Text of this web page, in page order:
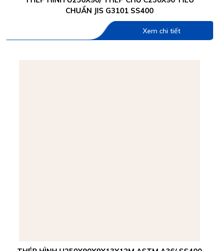
CHUẨN JIS G3101 SS400
Xem chi tiết